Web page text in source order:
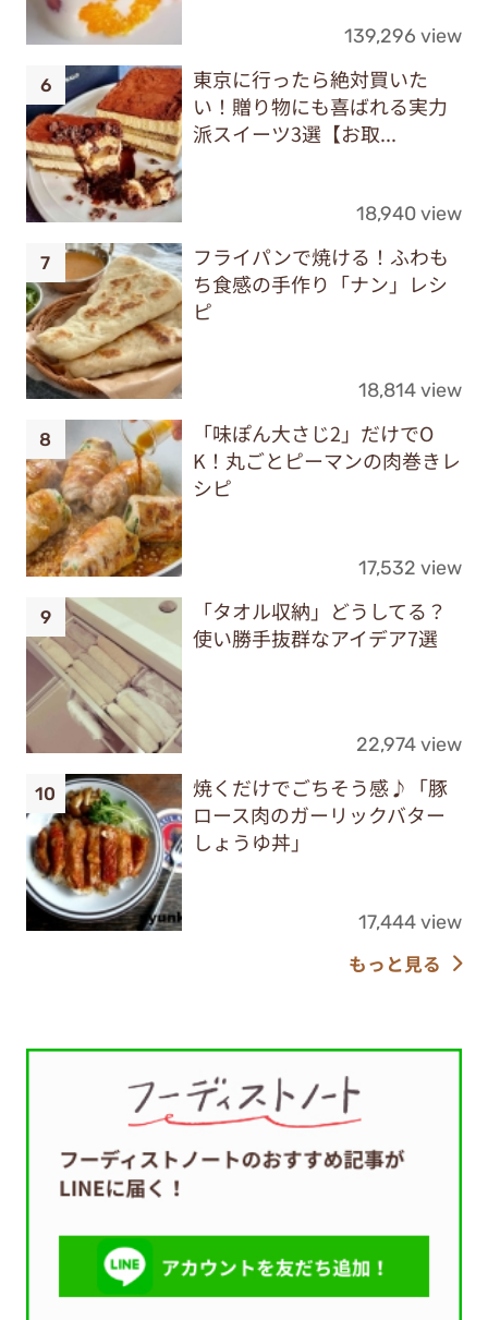
139,296 view
東京に行ったら絶対買いた
い！贈り物にも喜ばれる実力
派スイーツ3選【お取...
18,940 view
フライパンで焼ける！ふわも
ち食感の手作り「ナン」レシ
ピ
18,814 view
「味ぽん大さじ2」だけでO
K！丸ごとピーマンの肉巻きレ
シピ
17,532 view
「タオル収納」どうしてる？
使い勝手抜群なアイデア7選
22,974 view
焼くだけでごちそう感♪「豚
ロース肉のガーリックバター
しょうゆ丼」
17,444 view
もっと見る